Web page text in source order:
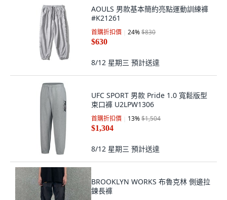
AOULS 男款基本簡約亮點運動訓練褲
#K21261
首購折扣價 24%$830
$630
8/12 星期三 預計送達
UFC SPORT 男款 Pride 1.0 寬鬆版型
束口褲 U2LPW1306
首購折扣價 13%$1,504
$1,304
8/12 星期三 預計送達
BROOKLYN WORKS 布魯克林 側邊拉
鍊長褲